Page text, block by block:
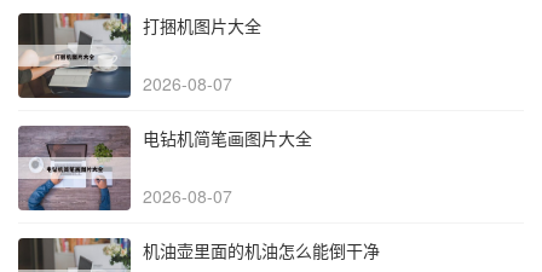
打捆机图片大全
2026-08-07
电钻机简笔画图片大全
2026-08-07
机油壶里面的机油怎么能倒干净